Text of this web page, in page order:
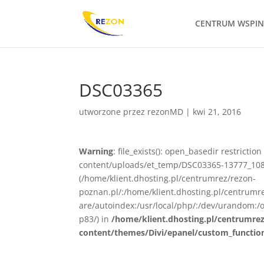
CENTRUM
DSC03365
utworzone przez rezonMD | kwi 21, 2016
Warning: file_exists(): open_basedir
content/uploads/et_temp/DSC03365-
(/home/klient.dhosting.pl/centrumrez/rezon-
poznan.pl/:/home/klient.dhosting.pl/
are/autoindex:/usr/local/php/:/dev/
p83/) in/home/klient.dhosting.pl/
content/themes/Divi/epanel/